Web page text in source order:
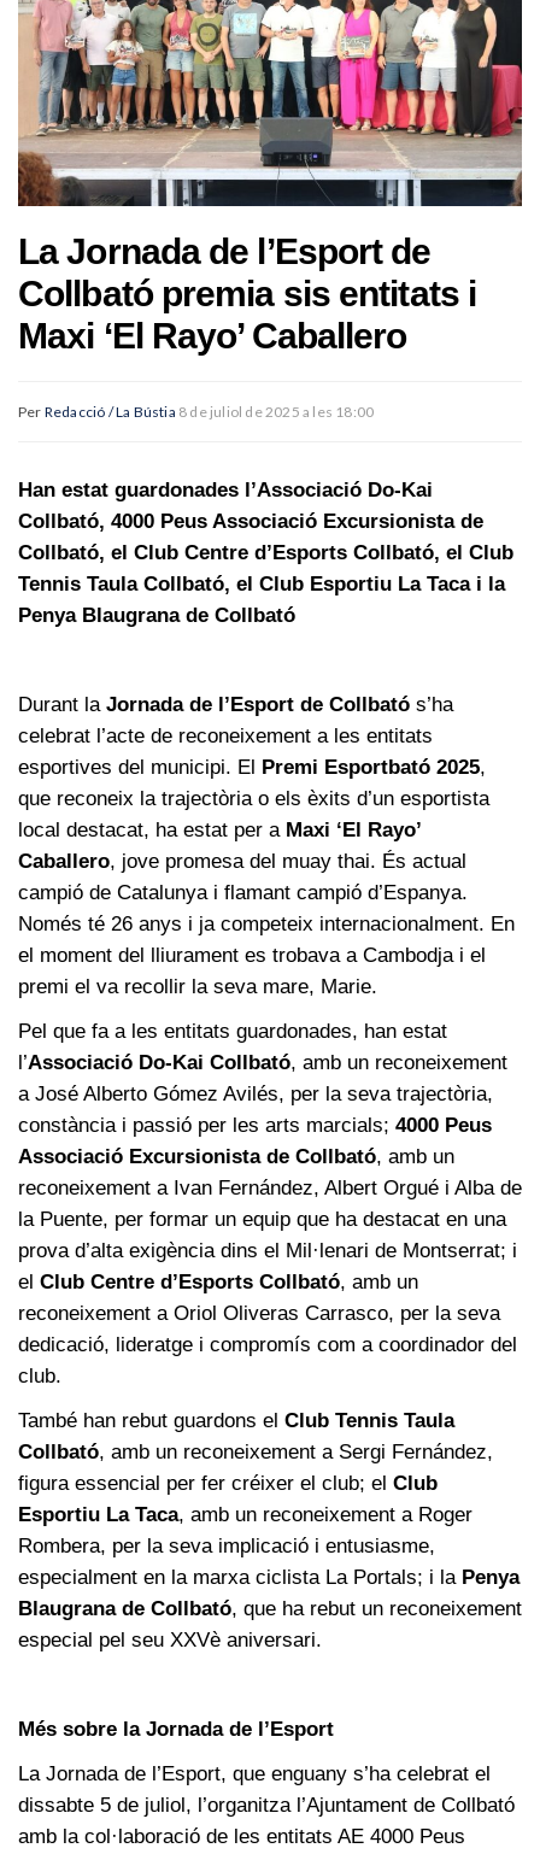
La Jornada de l’Esport de
Collbató premia sis entitats i
Maxi ‘El Rayo’ Caballero
Per Redacció / La Bústia 8 de juliol de 2025 a les 18:00
Han estat guardonades l’Associació Do-Kai
Collbató, 4000 Peus Associació Excursionista de
Collbató, el Club Centre d’Esports Collbató, el Club
Tennis Taula Collbató, el Club Esportiu La Taca i la
Penya Blaugrana de Collbató
Durant la Jornada de l’Esport de Collbató s’ha
celebrat l’acte de reconeixement a les entitats
esportives del municipi. El Premi Esportbató 2025,
que reconeix la trajectòria o els èxits d’un esportista
local destacat, ha estat per a Maxi ‘El Rayo’
Caballero, jove promesa del muay thai. És actual
campió de Catalunya i flamant campió d’Espanya.
Només té 26 anys i ja competeix internacionalment. En
el moment del lliurament es trobava a Cambodja i el
premi el va recollir la seva mare, Marie.
Pel que fa a les entitats guardonades, han estat
l’Associació Do-Kai Collbató, amb un reconeixement
a José Alberto Gómez Avilés, per la seva trajectòria,
constància i passió per les arts marcials; 4000 Peus
Associació Excursionista de Collbató, amb un
reconeixement a Ivan Fernández, Albert Orgué i Alba de
la Puente, per formar un equip que ha destacat en una
prova d’alta exigència dins el Mil·lenari de Montserrat; i
el Club Centre d’Esports Collbató, amb un
reconeixement a Oriol Oliveras Carrasco, per la seva
dedicació, lideratge i compromís com a coordinador del
club.
També han rebut guardons el Club Tennis Taula
Collbató, amb un reconeixement a Sergi Fernández,
figura essencial per fer créixer el club; el Club
Esportiu La Taca, amb un reconeixement a Roger
Rombera, per la seva implicació i entusiasme,
especialment en la marxa ciclista La Portals; i la Penya
Blaugrana de Collbató, que ha rebut un reconeixement
especial pel seu XXVè aniversari.
Més sobre la Jornada de l’Esport
La Jornada de l’Esport, que enguany s’ha celebrat el
dissabte 5 de juliol, l’organitza l’Ajuntament de Collbató
amb la col·laboració de les entitats AE 4000 Peus